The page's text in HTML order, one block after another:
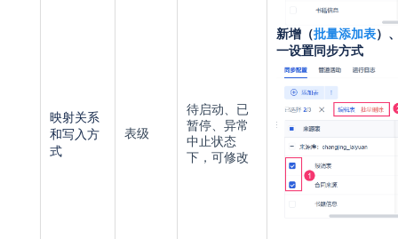
映射关系
和写入方
式
表级
待启动、已
暂停、异常
中止状态
下，可修改
新增（批量添加表）
一设置同步方式